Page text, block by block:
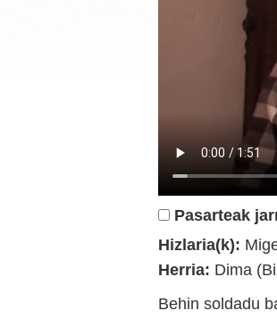
Pasarteak
Hizlaria(k):
Herria: Dima
Behin soldadu